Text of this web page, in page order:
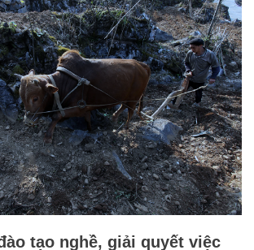
tạo nghề, giải quyết việc